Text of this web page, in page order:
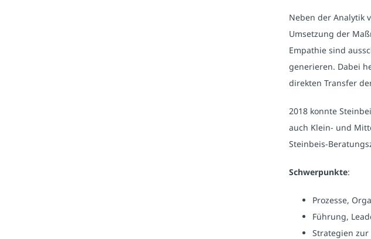
Neben der Analytik
Umsetzung der
Empathie sind
generieren. Dabei
direkten Transfer
2018 konnte
auch Klein- und
Steinbeis-
Schwerpunkte:
Prozesse,
Führung,
Strategien